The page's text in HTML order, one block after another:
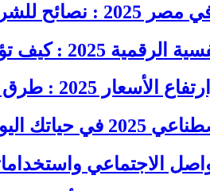
والاستثمار الذكي
: كيف تؤثر السوشيال ميديا على…
: طرق عملية للتوفير وإدارة المصاريف
: الدليل الشامل للاستفادة…
الاجتماعي